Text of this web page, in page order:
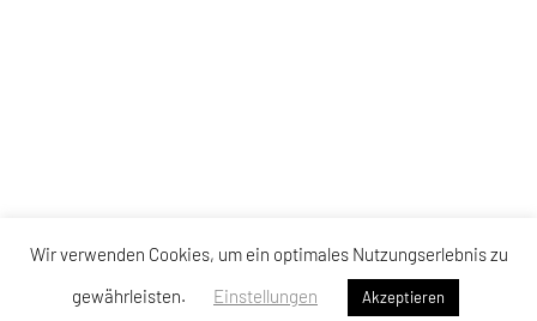
Wir verwenden Cookies, um ein optimales Nutzungserlebnis zu
gewährleisten.
Einstellungen Akzeptieren